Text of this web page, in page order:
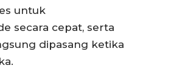
untuk
secara cepat, serta
dipasang ketika